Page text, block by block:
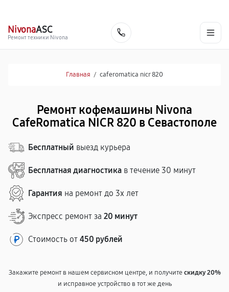
NivonaASC
Ремонт техники Nivona
Главная / caferomatica nicr 820
Ремонт кофемашины Nivona
CafeRomatica NICR 820 в Севастополе
Бесплатный выезд курьера
Бесплатная диагностика в течение 30 минут
Гарантия на ремонт до 3х лет
Экспресс ремонт за 20 минут
Стоимость от 450 рублей
Закажите ремонт в нашем сервисном центре, и получитескидку 20%
и исправное устройство в тот же день